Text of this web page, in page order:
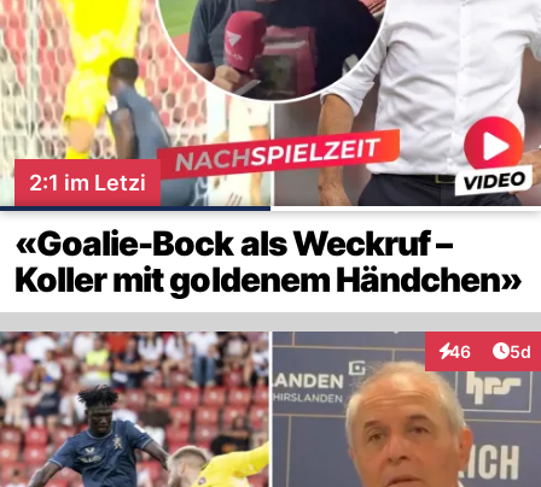
2:1 im Letzi
«Goalie-Bock als Weckruf –
Koller mit goldenem Händchen»
46
Interaktionen
5d